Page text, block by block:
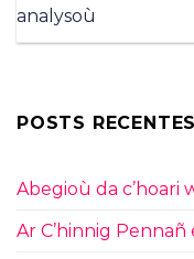
analysoù
POSTS RECENTES
Abegioù da c’hoari
Ar C’hinnig